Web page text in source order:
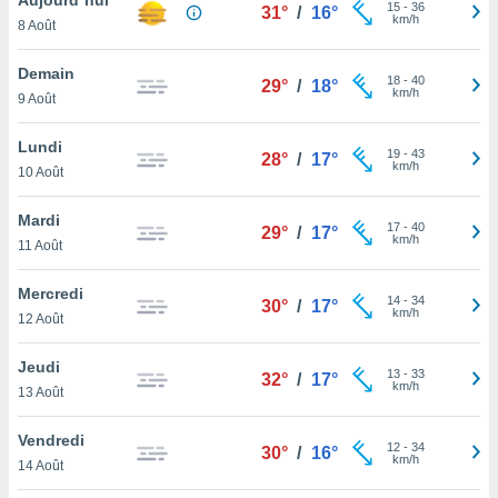
et
»,
au
vous
qu'ils
ou
le
ainsi
un
la
du
8 Août
31° / 16° 15- 36
km/h
Demain
9 Août
29° / 18° 18- 40
km/h
Lundi
10 Août
28° / 17° 19- 43
km/h
Mardi
11 Août
29° / 17° 17- 40
km/h
Mercredi
12 Août
30° / 17° 14- 34
km/h
Jeudi
13 Août
32° / 17° 13- 33
km/h
Vendredi
14 Août
30° / 16° 12- 34
km/h